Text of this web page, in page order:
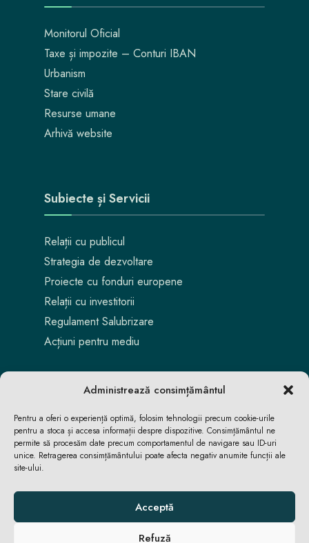
Administrează consimțământul
Pentru a oferi o experiență optimă, folosim tehnologii precum cookie-urile
pentru a stoca și accesa informații despre dispozitive. Consimțământul ne
permite să procesăm date precum comportamentul de navigare sau ID-uri
unice. Retragerea consimțământului poate afecta negativ anumite funcții ale
site-ului.
Acceptă
Refuză
Monitorul Oficial
Taxe și impozite – Conturi IBAN
Urbanism
Stare civilă
Resurse umane
Arhivă website
Subiecte și Servicii
Relații cu publicul
Strategia de dezvoltare
Proiecte cu fonduri europene
Relații cu investitorii
Regulament Salubrizare
Acțiuni pentru mediu
ACASĂ ȘTIRI